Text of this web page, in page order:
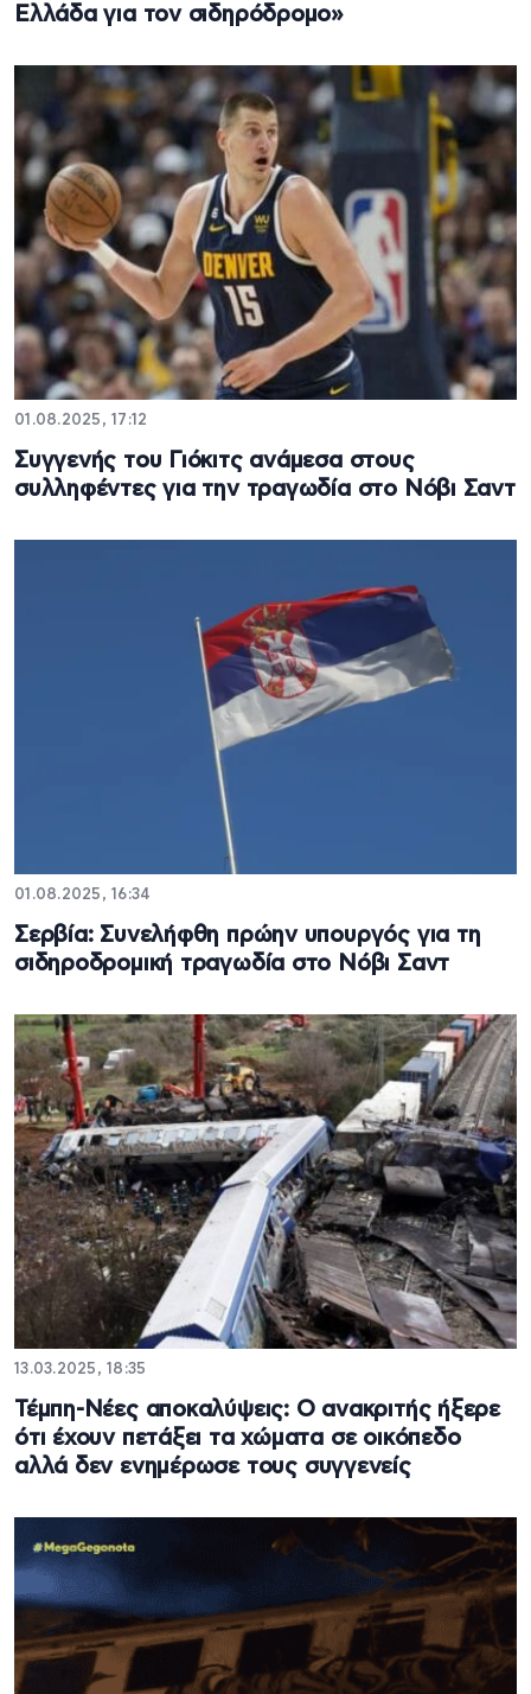
Ελλάδα για τον σιδηρόδρομο»
01.08.2025, 17:12
Συγγενής του Γιόκιτς ανάμεσα στους
συλληφέντες για την τραγωδία στο Νόβι Σαντ
01.08.2025, 16:34
Σερβία: Συνελήφθη πρώην υπουργός για τη
σιδηροδρομική τραγωδία στο Νόβι Σαντ
13.03.2025, 18:35
Τέμπη-Νέες αποκαλύψεις: Ο ανακριτής ήξερε
ότι έχουν πετάξει τα χώματα σε οικόπεδο
αλλά δεν ενημέρωσε τους συγγενείς